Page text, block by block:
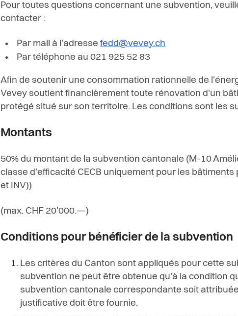
Pour toutes questions concernant une subvention,
contacter :
Par mail à l'adressefedd@vevey.ch
Par téléphone au 021 925 52 83
Afin de soutenir une consommation rationnelle de
Vevey soutient financièrement toute rénovation d'un
protégé situé sur son territoire. Les conditions sont les
Montants
50% du montant de la subvention cantonale (M-10
classe d'efficacité CECB uniquement pour les bâtiments
et INV))
(max. CHF 20'000.—)
Conditions pour bénéficier de la subvention
Les critères du Canton sont appliqués pour cette
subvention ne peut être obtenue qu'à la condition
subvention cantonale correspondante soit
justificative doit être fournie.